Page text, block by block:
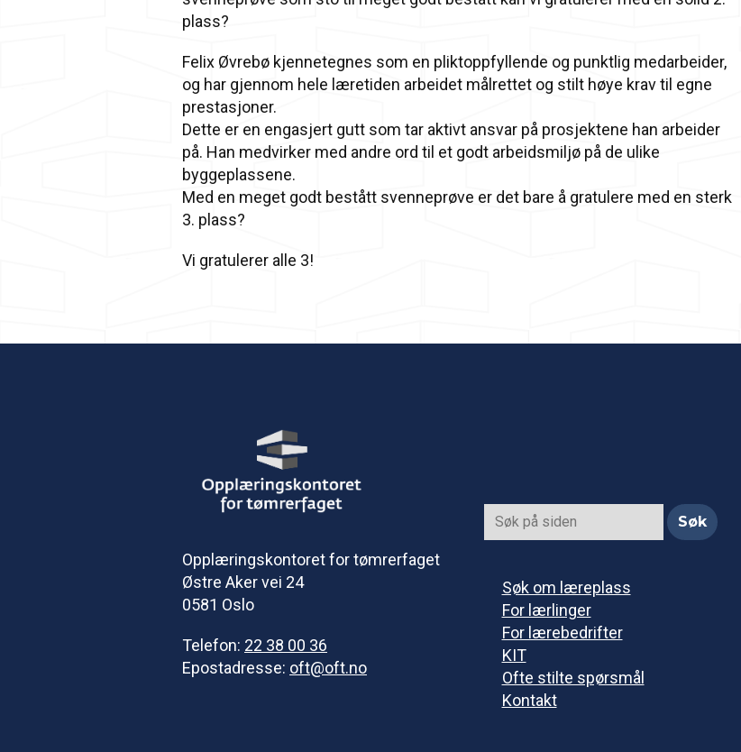
plass?
Felix Øvrebø kjennetegnes som en pliktoppfyllende og punktlig medarbeider,
og har gjennom hele læretiden arbeidet målrettet og stilt høye krav til egne
prestasjoner.
Dette er en engasjert gutt som tar aktivt ansvar på prosjektene han arbeider
på. Han medvirker med andre ord til et godt arbeidsmiljø på de ulike
byggeplassene.
Med en meget godt bestått svenneprøve er det bare å gratulere med en sterk
3. plass?
Vi gratulerer alle 3!
Opplæringskontoret for tømrerfaget
Østre Aker vei 24
0581 Oslo
Telefon: 22 38 00 36
Epostadresse: oft@oft.no
Søk om læreplass
For lærlinger
For lærebedrifter
KIT
Ofte stilte spørsmål
Kontakt